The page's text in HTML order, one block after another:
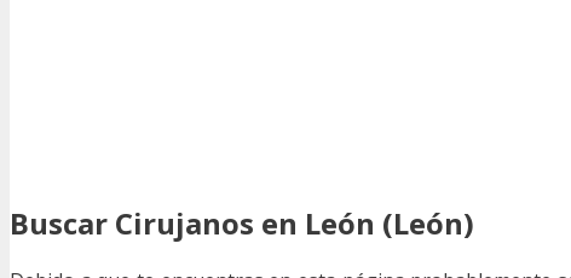
Buscar Cirujanos en León (León)